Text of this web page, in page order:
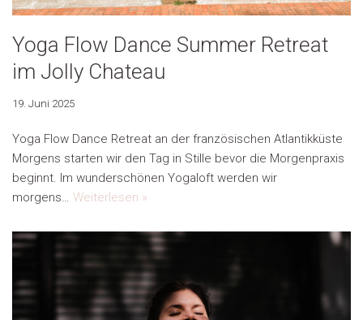
Yoga Flow Dance Summer Retreat
im Jolly Chateau
19. Juni 2025
Yoga Flow Dance Retreat an der französischen Atlantikküste
Morgens starten wir den Tag in Stille bevor die Morgenpraxis
beginnt. Im wunderschönen Yogaloft werden wir
morgens… Weiterlesen »